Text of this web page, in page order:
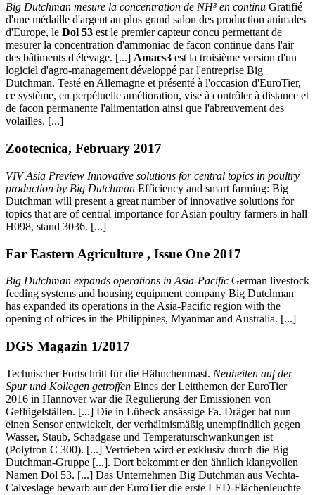
Big Dutchman mesure la concentration de NH³ en continu Gratifié
d'une médaille d'argent au plus grand salon des production animales
d'Europe, le Dol 53 est le premier capteur concu permettant de
mesurer la concentration d'ammoniac de facon continue dans l'air
des bâtiments d'élevage. [...] Amacs3 est la troisième version d'un
logiciel d'agro-management développé par l'entreprise Big
Dutchman. Testé en Allemagne et présenté à l'occasion d'EuroTier,
ce système, en perpétuelle amélioration, vise à contrôler à distance et
de facon permanente l'alimentation ainsi que l'abreuvement des
volailles. [...]
Zootecnica, February 2017
VIV Asia Preview Innovative solutions for central topics in poultry
production by Big Dutchman Efficiency and smart farming: Big
Dutchman will present a great number of innovative solutions for
topics that are of central importance for Asian poultry farmers in hall
H098, stand 3036. [...]
Far Eastern Agriculture , Issue One 2017
Big Dutchman expands operations in Asia-Pacific German livestock
feeding systems and housing equipment company Big Dutchman
has expanded its operations in the Asia-Pacific region with the
opening of offices in the Philippines, Myanmar and Australia. [...]
DGS Magazin 1/2017
Technischer Fortschritt für die Hähnchenmast. Neuheiten auf der
Spur und Kollegen getroffen Eines der Leitthemen der EuroTier
2016 in Hannover war die Regulierung der Emissionen von
Geflügelställen. [...] Die in Lübeck ansässige Fa. Dräger hat nun
einen Sensor entwickelt, der verhältnismäßig unempfindlich gegen
Wasser, Staub, Schadgase und Temperaturschwankungen ist
(Polytron C 300). [...] Vertrieben wird er exklusiv durch die Big
Dutchman-Gruppe [...]. Dort bekommt er den ähnlich klangvollen
Namen Dol 53. [...] Das Unternehmen Big Dutchman aus Vechta-
Calveslage bewarb auf der EuroTier die erste LED-Flächenleuchte